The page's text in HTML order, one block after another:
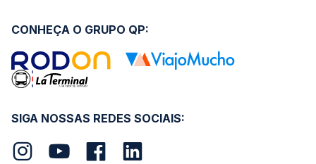
SIGA NOSSAS REDES SOCIAIS:
CONHEÇA O GRUPO QP: